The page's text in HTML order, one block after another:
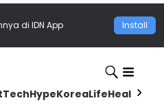
di IDN App Install
TechHypeKoreaLifeHealth